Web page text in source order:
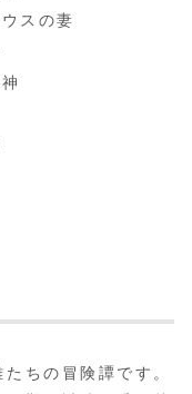
スの妻
ちの冒険譚です。